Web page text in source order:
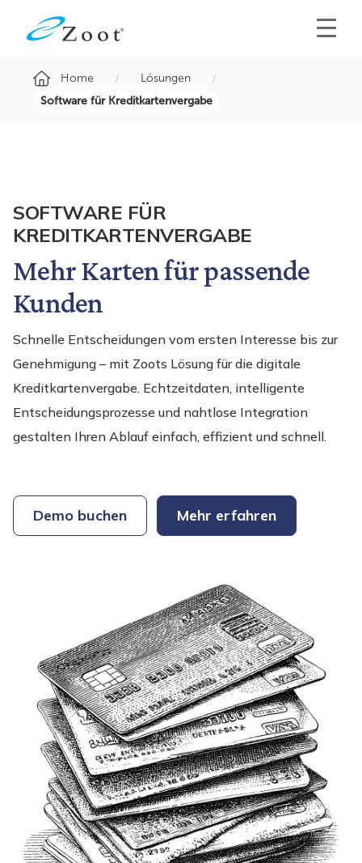
Home
Lösungen
Software für Kreditkartenvergabe
SOFTWARE FÜR
KREDITKARTENVERGABE
Mehr Karten für passende
Kunden
Schnelle Entscheidungen vom ersten Interesse bis zur
Genehmigung – mit Zoots Lösung für die digitale
Kreditkartenvergabe. Echtzeitdaten, intelligente
Entscheidungsprozesse und nahtlose Integration
gestalten Ihren Ablauf einfach, effizient und schnell.
Demo buchen Mehr erfahren